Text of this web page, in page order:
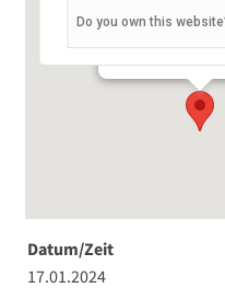
Veranstaltungen
Do you own this
Datum/Zeit
17.01.2024